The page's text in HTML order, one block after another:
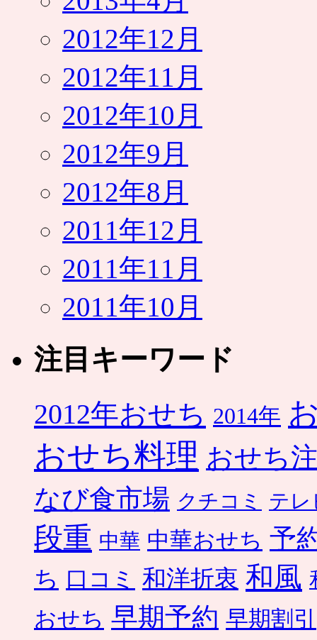
2012年12月
2012年11月
2012年10月
2012年9月
2012年8月
2011年12月
2011年11月
2011年10月
注目キーワード
2012年おせち 2014年
おせち料理 おせち
なび食市場 クチコミ テレ
段重 中華 中華おせち 予
ち 口コミ 和洋折衷 和風
おせち 早期予約 早期割引